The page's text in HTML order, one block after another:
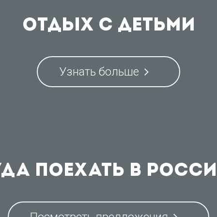
Отдых с детьми
Узнать больше
поехать в